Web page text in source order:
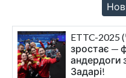
ETTC-2025
зростає —
андердоги
Задарі!